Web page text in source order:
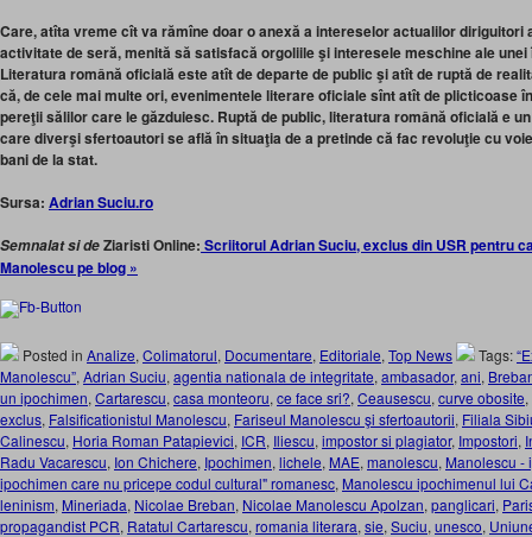
Care, atîta vreme cît va rămîne doar o anexă a intereselor actualilor diriguitori
activitate de seră, menită să satisfacă orgoliile şi interesele meschine ale
Literatura română oficială este atît de departe de public şi atît de ruptă de
că, de cele mai multe ori, evenimentele literare oficiale sînt atît de plicticoase
pereţii sălilor care le găzduiesc. Ruptă de public, literatura română oficială e
care diverşi sfertoautori se află în situaţia de a pretinde că fac revoluţie cu
bani de la stat.
Sursa: Adrian Suciu.ro
Semnalat si deZiaristi Online: Scriitorul Adrian Suciu, exclus din USR pentru
Manolescu pe blog »
Posted in Analize, Colimatorul, Documentare, Editoriale, Top News Tags:
Manolescu”, Adrian Suciu, agentia nationala de integritate, ambasador, ani,
un ipochimen, Cartarescu, casa monteoru, ce face sri?, Ceausescu, curve obosite,
exclus, Falsificationistul Manolescu, Fariseul Manolescu şi sfertoautorii, Filiala
Calinescu, Horia Roman Patapievici, ICR, Iliescu, impostor si plagiator, Impostori,
Radu Vacarescu, Ion Chichere, Ipochimen, lichele, MAE, manolescu, Manolescu -
ipochimen care nu pricepe codul cultural" romanesc, Manolescu ipochimenul lui
leninism, Mineriada, Nicolae Breban, Nicolae Manolescu Apolzan, panglicari,
propagandist PCR, Ratatul Cartarescu, romania literara, sie, Suciu, unesco,